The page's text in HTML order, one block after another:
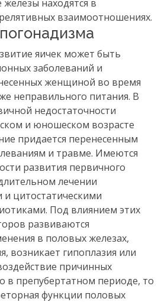
находятся в
взаимоотношениях.
яичек может быть
заболеваний и
женщиной во время
неправильного питания. В
недостаточности
и юношеском возрасте
придается перенесенным
и травме. Имеются
развития первичного
лечении
цитостатическими
Под влиянием этих
развиваются
в половых железах,
возникает гипоплазия или
причинных
в препубертатном периоде, то
функции половых